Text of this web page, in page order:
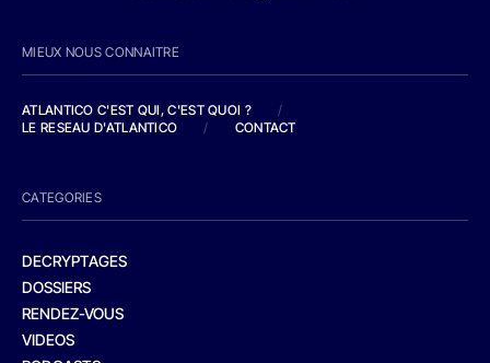
MIEUX NOUS CONNAITRE
ATLANTICO C'EST QUI, C'EST QUOI ?
/
LE RESEAU D'ATLANTICO
/ CONTACT
CATEGORIES
DECRYPTAGES
DOSSIERS
RENDEZ-VOUS
VIDEOS